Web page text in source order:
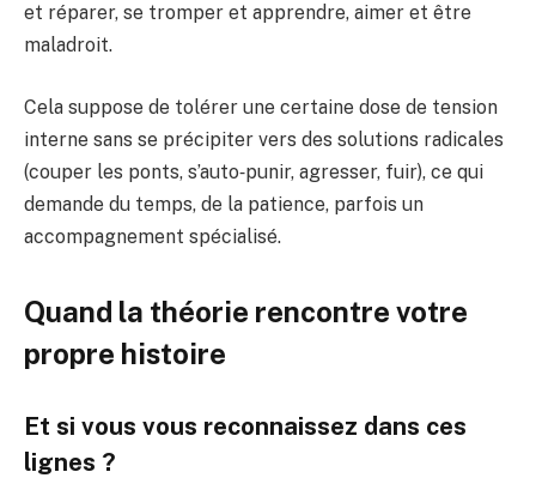
et réparer, se tromper et apprendre, aimer et être
maladroit.
Cela suppose de tolérer une certaine dose de tension
interne sans se précipiter vers des solutions radicales
(couper les ponts, s’auto‑punir, agresser, fuir), ce qui
demande du temps, de la patience, parfois un
accompagnement spécialisé.
Quand la théorie rencontre votre
propre histoire
Et si vous vous reconnaissez dans ces
lignes ?